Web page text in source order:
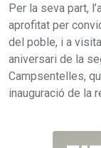
Per la seva part,
aprofitat per
del poble, i a
aniversari de la
Campsentelles,
inauguració de la